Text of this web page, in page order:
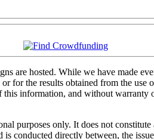
are hosted. While we have made
for the results obtained from the
information, and without
purposes only. It does not
conducted directly between, the